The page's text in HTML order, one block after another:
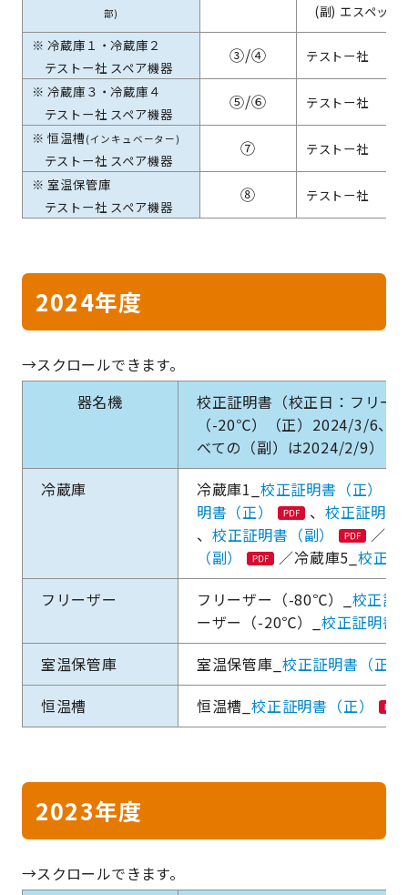
部)
(副) エスペック
※ 冷蔵庫１・冷蔵庫２
テストー社 スペア機器
③/④ テストー社
※ 冷蔵庫３・冷蔵庫４
テストー社 スペア機器
⑤/⑥ テストー社
※ 恒温槽(インキュベーター)
テストー社 スペア機器
⑦ テストー社
※ 室温保管庫
テストー社 スペア機器
⑧ テストー社
2024年度
器名機
校正証明書（校正日：フリ
（-20℃）（正）2024/3/6、
べての（副）は2024/2/9）
冷蔵庫
冷蔵庫1_ 校正証明書（正）
明書（正）
、 校正証明書
、 校正証明書（副）
／冷
（副）
／冷蔵庫5_校正
フリーザー
フリーザー（-80℃）_ 校正証
ーザー（-20℃）_ 校正証明書
室温保管庫
室温保管庫_ 校正証明書（正）
恒温槽
恒温槽_校正証明書（正）
2023年度